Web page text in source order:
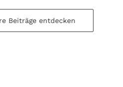
Beiträge entdecken